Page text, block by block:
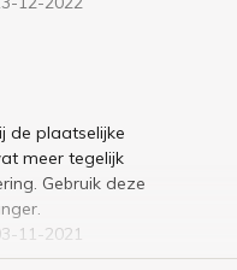
de plaatselijke
meer tegelijk
Gebruik deze
11-2021